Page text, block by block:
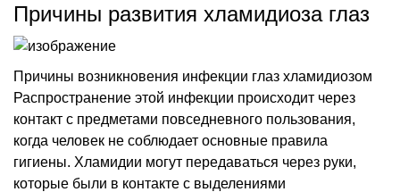
Причины развития хламидиоза глаз
Причины возникновения инфекции глаз хламидиозом
Распространение этой инфекции происходит через
контакт с предметами повседневного пользования,
когда человек не соблюдает основные правила
гигиены. Хламидии могут передаваться через руки,
которые были в контакте с выделениями